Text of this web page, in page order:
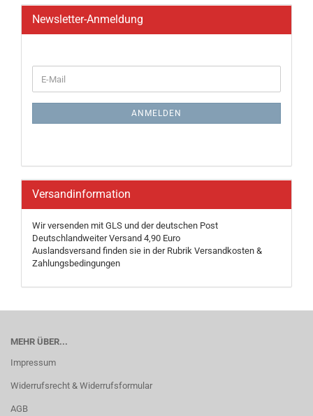
Newsletter-Anmeldung
ZUR
E-
Mail
ANMELDEN
Versandinformation
Wir versenden mit GLS und der deutschen Post
Deutschlandweiter Versand 4,90 Euro
Auslandsversand finden sie in der Rubrik Versandkosten &
Zahlungsbedingungen
MEHR ÜBER...
Impressum
Widerrufsrecht & Widerrufsformular
AGB